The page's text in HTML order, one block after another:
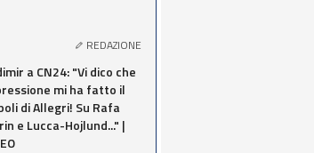
REDAZIONE
a CN24: "Vi dico che
mi ha fatto il
di Allegri! Su Rafa
e Lucca-Hojlund..." |